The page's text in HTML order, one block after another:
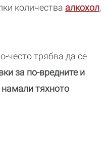
количества алкохол,
често трябва да се
за по-вредните и
намали тяхното